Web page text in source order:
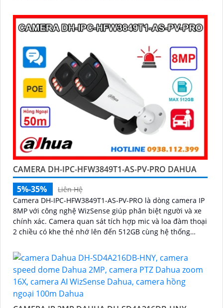
CAMERA DH-IPC-HFW3849T1-AS-PV-PRO DAHUA
5%-35%
Liên Hệ
Camera DH-IPC-HFW3849T1-AS-PV-PRO là dòng camera IP
8MP với công nghệ WizSense giúp phân biệt người và xe
chính xác. Camera quan sát tích hợp mic và loa đàm thoại
2 chiều có khe thẻ nhớ lên đến 512GB cùng hệ thống